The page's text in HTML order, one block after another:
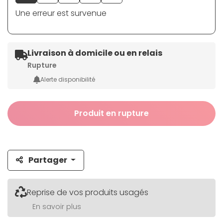
Une erreur est survenue
Livraison à domicile ou en relais
Rupture
Alerte disponibilité
Produit en rupture
Partager
Reprise de vos produits usagés
En savoir plus